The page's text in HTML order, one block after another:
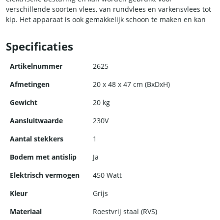
verschillende soorten vlees, van rundvlees en varkensvlees tot
kip. Het apparaat is ook gemakkelijk schoon te maken en kan
Specificaties
Artikelnummer
2625
Afmetingen
20 x 48 x 47 cm (BxDxH)
Gewicht
20 kg
Aansluitwaarde
230V
Aantal stekkers
1
Bodem met antislip
Ja
Elektrisch vermogen
450 Watt
Kleur
Grijs
Materiaal
Roestvrij staal (RVS)